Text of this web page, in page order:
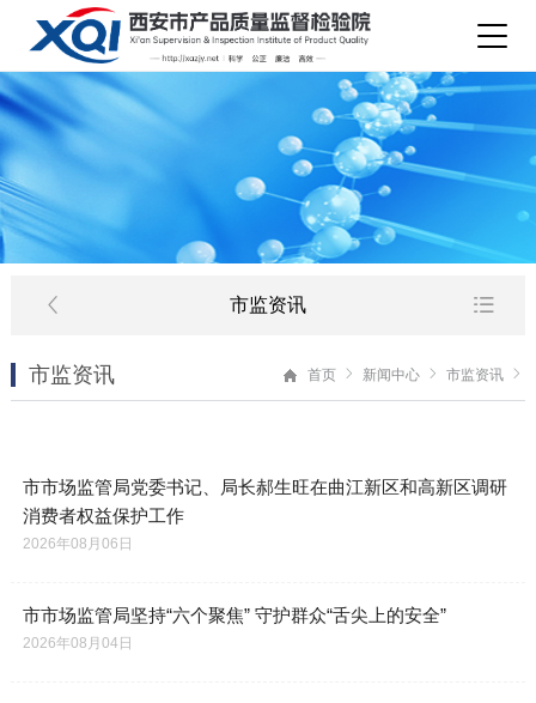
市监资讯
市监资讯 首页 新闻中心 市监资讯
市市场监管局党委书记、局长郝生旺在曲江新区和高新区调研
消费者权益保护工作
2026年08月06日
市市场监管局坚持“六个聚焦” 守护群众“舌尖上的安全”
2026年08月04日